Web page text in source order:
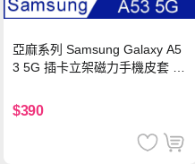
亞麻系列 Samsung Galaxy A5
3 5G 插卡立架磁力手機皮套 藍
$390